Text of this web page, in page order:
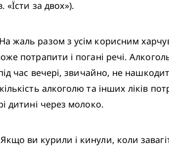
за двох»).
разом з усім корисним
потрапити і погані речі.
час вечері, звичайно, не
алкоголю та інших ліків
дитині через молоко.
ви курили і кинули, коли